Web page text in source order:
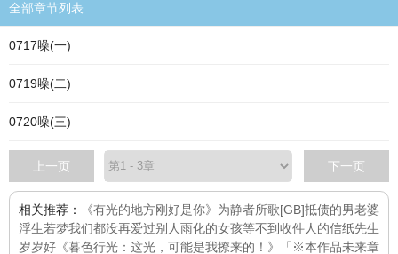
全部章节列表
0717噪(一)
0719噪(二)
0720噪(三)
上一页 下一页
相关推荐： 《有光的地方刚好是你》 为静者所歌[GB]抵债的男老婆
浮生若梦我们都没再爱过别人雨化的女孩等不到收件人的信纸先生
岁岁好 《暮色行光：这光，可能是我撩来的！》「※本作品未来章